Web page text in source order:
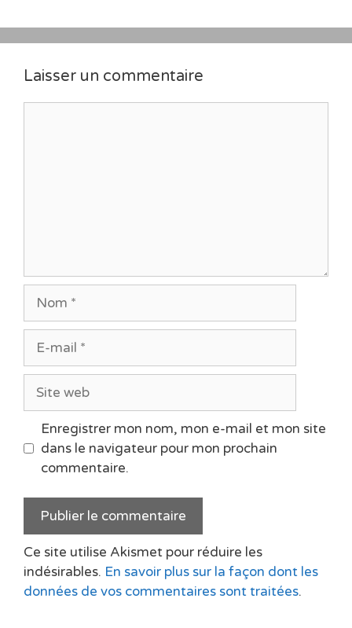
Laisser un commentaire
mail
web
Enregistrer mon nom, mon e-mail et mon site
dans le navigateur pour mon prochain
commentaire.
Ce site utilise Akismet pour réduire les
indésirables. En savoir plus sur la façon dont les
données de vos commentaires sont traitées.